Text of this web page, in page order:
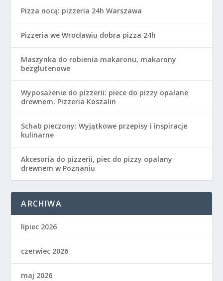
Pizza nocą: pizzeria 24h Warszawa
Pizzeria we Wrocławiu dobra pizza 24h
Maszynka do robienia makaronu, makarony
bezglutenowe
Wyposażenie do pizzerii: piece do pizzy opalane
drewnem. Pizzeria Koszalin
Schab pieczony: Wyjątkowe przepisy i inspiracje
kulinarne
Akcesoria do pizzerii, piec do pizzy opalany
drewnem w Poznaniu
ARCHIWA
lipiec 2026
czerwiec 2026
maj 2026